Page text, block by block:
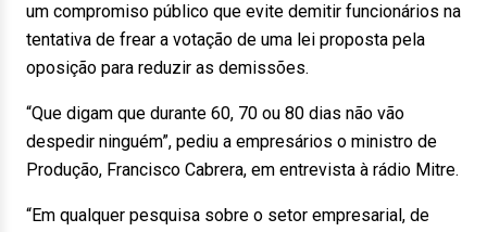
um compromiso público que evite demitir funcionários na
tentativa de frear a votação de uma lei proposta pela
oposição para reduzir as demissões.
“Que digam que durante 60, 70 ou 80 dias não vão
despedir ninguém”, pediu a empresários o ministro de
Produção, Francisco Cabrera, em entrevista à rádio Mitre.
“Em qualquer pesquisa sobre o setor empresarial, de